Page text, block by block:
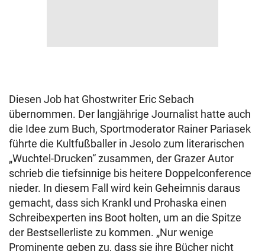
Diesen Job hat Ghostwriter Eric Sebach
übernommen. Der langjährige Journalist hatte auch
die Idee zum Buch, Sportmoderator Rainer Pariasek
führte die Kultfußballer in Jesolo zum literarischen
„Wuchtel-Drucken“ zusammen, der Grazer Autor
schrieb die tiefsinnige bis heitere Doppelconference
nieder. In diesem Fall wird kein Geheimnis daraus
gemacht, dass sich Krankl und Prohaska einen
Schreibexperten ins Boot holten, um an die Spitze
der Bestsellerliste zu kommen. „Nur wenige
Prominente geben zu, dass sie ihre Bücher nicht